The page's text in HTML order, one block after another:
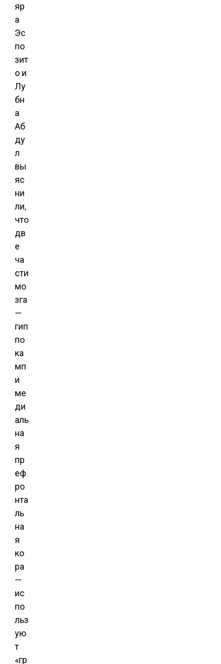
яр
а
Эс
по
зит
о и
Лу
бн
а
Аб
ду
л
вы
яс
ни
ли,
что
дв
е
ча
сти
мо
зга
—
гип
по
ка
мп
и
ме
ди
аль
на
я
пр
еф
ро
нта
ль
на
я
ко
ра
—
ис
по
льз
ую
т
«гр